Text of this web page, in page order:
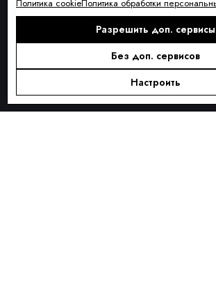
Оплата и рассрочка
Обмен и возврат товара
Контакты
О нас
Блог
Политика cookieПолитика обработки
Разрешить доп. сервисы
Без доп. сервисов
Настроить